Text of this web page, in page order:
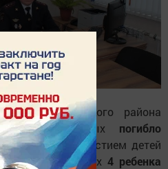
Елабужского района
в которых погибло
ранения. С участием детей
, в которых 4 ребенка